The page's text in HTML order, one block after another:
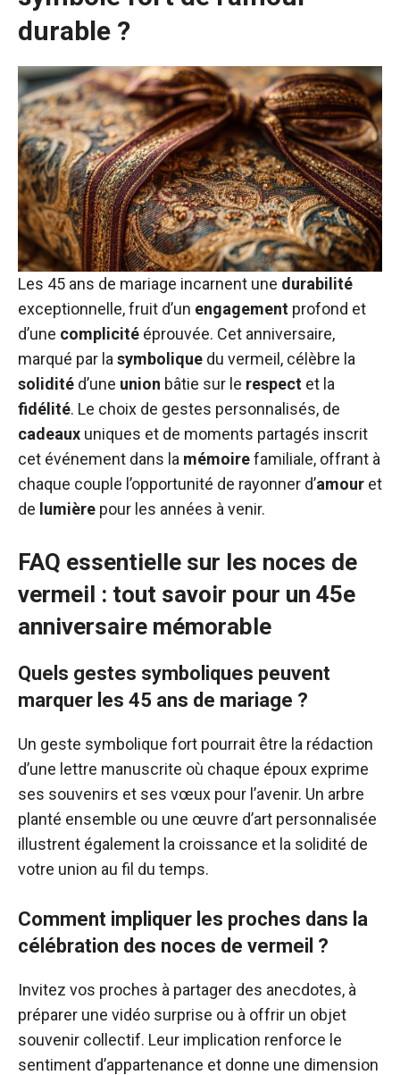
durable ?
Les 45 ans de mariage incarnent une durabilité
exceptionnelle, fruit d’un engagement profond et
d’une complicité éprouvée. Cet anniversaire,
marqué par la symbolique du vermeil, célèbre la
solidité d’une union bâtie sur le respect et la
fidélité. Le choix de gestes personnalisés, de
cadeaux uniques et de moments partagés inscrit
cet événement dans la mémoirefamiliale, offrant à
chaque couple l’opportunité de rayonner d’amour et
de lumière pour les années à venir.
FAQ essentielle sur les noces de
vermeil : tout savoir pour un 45e
anniversaire mémorable
Quels gestes symboliques peuvent
marquer les 45 ans de mariage ?
Un geste symbolique fort pourrait être la rédaction
d’une lettre manuscrite où chaque époux exprime
ses souvenirs et ses vœux pour l’avenir. Un arbre
planté ensemble ou une œuvre d’art personnalisée
illustrent également la croissance et la solidité de
votre union au fil du temps.
Comment impliquer les proches dans la
célébration des noces de vermeil ?
Invitez vos proches à partager des anecdotes, à
préparer une vidéo surprise ou à offrir un objet
souvenir collectif. Leur implication renforce le
sentiment d’appartenance et donne une dimension